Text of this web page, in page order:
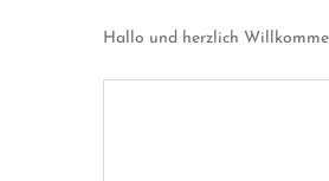
Hallo und herzlich